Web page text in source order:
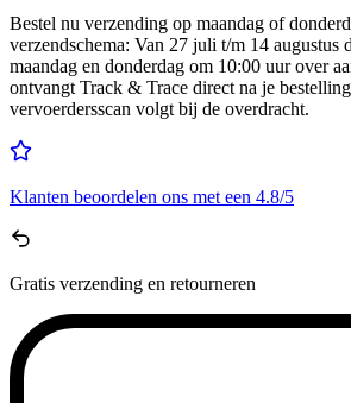
Bestel nu verzending op maandag of
verzendschema: Van 27 juli t/m 14 augustus
maandag en donderdag om 10:00 uur over
ontvangt Track & Trace direct na je
vervoerdersscan volgt bij de overdracht.
Klanten beoordelen ons met een 4.8/5
Gratis verzending en retourneren